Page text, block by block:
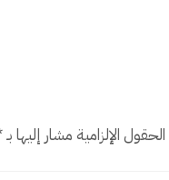
الحقول الإلزامية مشار إليها بـ